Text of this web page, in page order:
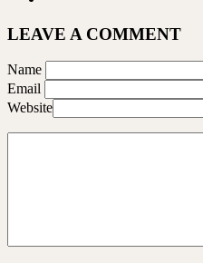
LEAVE A COMMENT
Name
Email
Website